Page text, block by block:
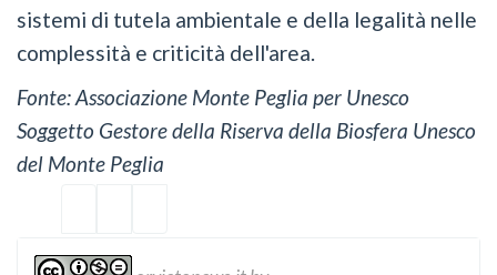
sistemi di tutela ambientale e della legalità nelle
complessità e criticità dell'area.
Fonte: Associazione Monte Peglia per Unesco
Soggetto Gestore della Riserva della Biosfera Unesco
del Monte Peglia